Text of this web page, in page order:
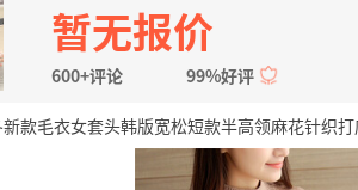
暂无报价
600+评论 99%好评
款毛衣女套头韩版宽松短款半高领麻花针织